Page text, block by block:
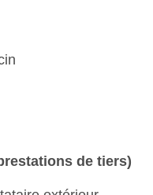
de tiers)